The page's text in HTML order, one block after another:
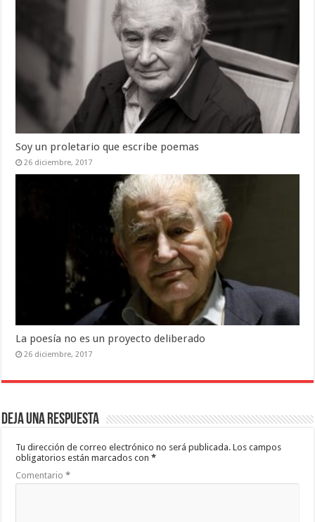
Soy un proletario que escribe poemas
26 diciembre, 2017
La poesía no es un proyecto deliberado
26 diciembre, 2017
Deja una respuesta
Tu dirección de correo electrónico no será publicada. Los campos
obligatorios están marcados con*
Comentario*